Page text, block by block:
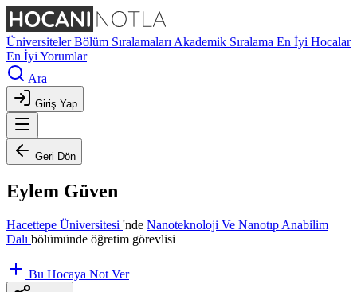
ÜniversitelerBölüm Sıralamaları Akademik Sıralama En İyi Hocalar
En İyi Yorumlar
Ara
Giriş Yap
Geri Dön
Eylem Güven
Hacettepe Üniversitesi 'nde Nanoteknoloji Ve Nanotıp Anabilim
Dalı bölümünde öğretim görevlisi
Bu Hocaya Not Ver